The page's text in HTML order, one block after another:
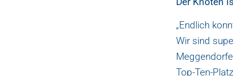
„Endlich
Wir sind
Top-Ten-